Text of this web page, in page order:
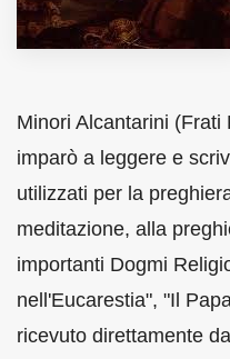
www.viveremilano.info
EDB edizioni - Via Brivio
Imbonati, 89 20159 Milano
Informativa sulla privacy
Minori Alcantarini
imparò a leggere e
utilizzati per la
meditazione, alla
importanti Dogmi
nell'Eucarestia", "Il
ricevuto direttamente